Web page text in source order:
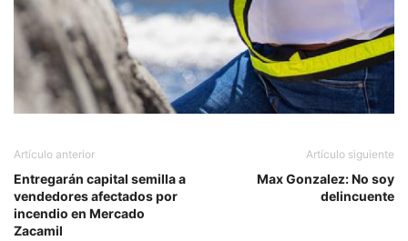
Artículo anterior
Entregarán capital semilla a
vendedores afectados por
incendio en Mercado
Zacamil
Artículo siguiente
Max Gonzalez: No soy
delincuente